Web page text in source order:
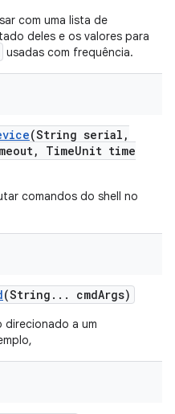
com uma lista de
deles e os valores para
usadas com frequência.
(String serial ,
, TimeUnit time
comandos do shell no
(String . . . cmdArgs)
direcionado a um